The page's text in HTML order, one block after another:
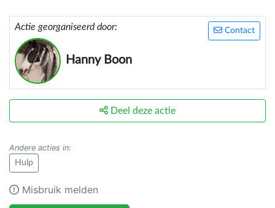
Contact
Actie georganiseerd door:
Hanny Boon
Deel deze actie
Andere acties in:
Hulp
Misbruik melden